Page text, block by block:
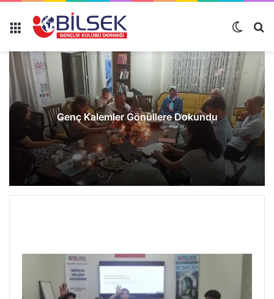
Genç Kalemler Gönüllere Dokundu